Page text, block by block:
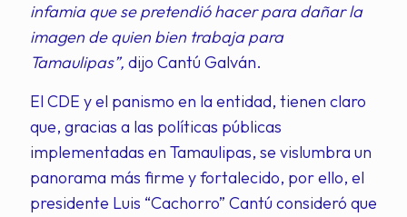
infamia que se pretendió hacer para dañar la
imagen de quien bien trabaja para
Tamaulipas”, dijo Cantú Galván.
El CDE y el panismo en la entidad, tienen claro
que, gracias a las políticas públicas
implementadas en Tamaulipas, se vislumbra un
panorama más firme y fortalecido, por ello, el
presidente Luis “Cachorro” Cantú consideró que